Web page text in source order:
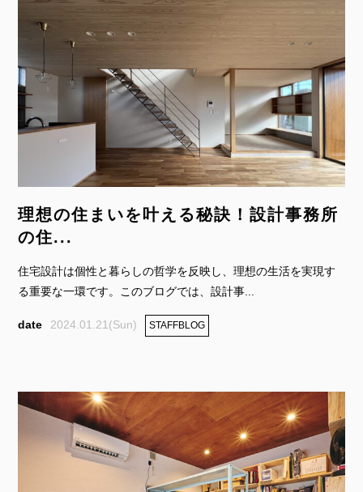
理想の住まいを叶える秘訣！設計事務所
の住...
住宅設計は個性と暮らしの哲学を反映し、理想の生活を実現す
る重要な一環です。このブログでは、設計事...
2024.01.21(Sun) STAFFBLOG